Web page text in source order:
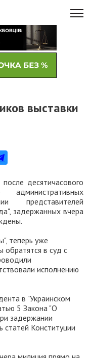
выставки
десятичасового
представителей
задержанных вчера
теперь уже
обратятся в суд с
исполнению
в "Украинском
5 Закона "О
задержании
статей Конституции